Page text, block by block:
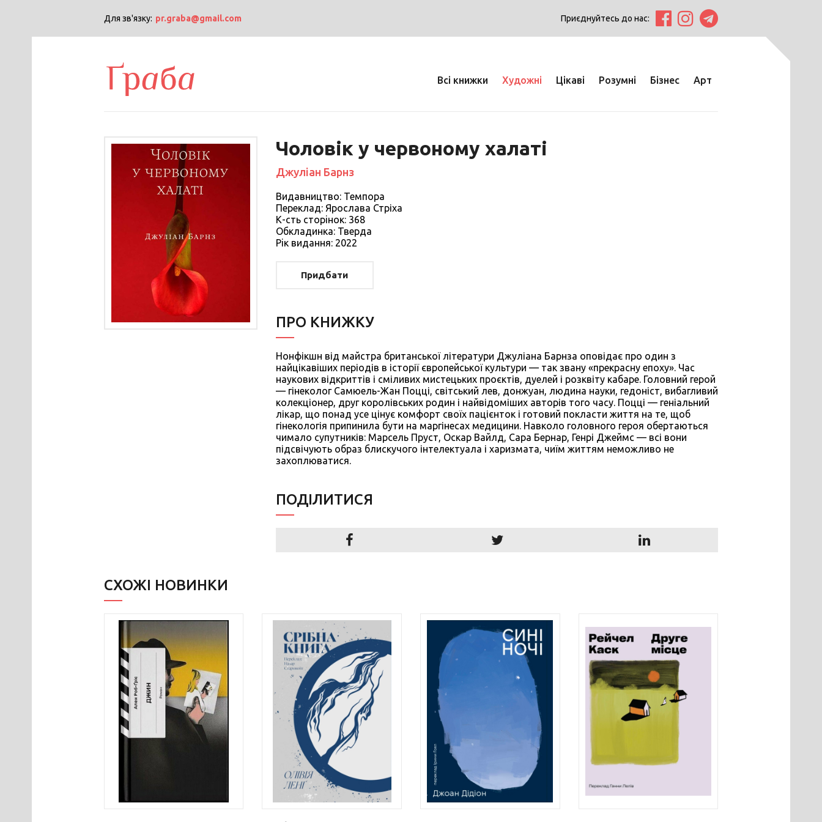
Для зв'язку: pr.graba@gmail.com Приєднуйтесь до нас:
Всі книжки Художні Цікаві Розумні Бізнес Арт
Чоловік у червоному халаті
Джуліан Барнз
Видавництво: Темпора
Переклад: Ярослава Стріха
К-сть сторiнок: 368
Обкладинка: Тверда
Рiк видання: 2022
Придбати
ПРО КНИЖКУ
Нонфікшн від майстра британської літератури Джуліана Барнза оповідає про один з
найцікавіших періодів в історії європейської культури — так звану «прекрасну епоху». Час
наукових відкриттів і сміливих мистецьких проєктів, дуелей і розквіту кабаре. Головний герой
— гінеколог Самюель-Жан Поцці, світський лев, донжуан, людина науки, гедоніст, вибагливий
колекціонер, друг королівських родин і найвідоміших авторів того часу. Поцці — геніальний
лікар, що понад усе цінує комфорт своїх пацієнток і готовий покласти життя на те, щоб
гінекологія припинила бути на маргінесах медицини. Навколо головного героя обертаються
чимало супутників: Марсель Пруст, Оскар Вайлд, Сара Бернар, Генрі Джеймс — всі вони
підсвічують образ блискучого інтелектуала і харизмата, чиїм життям неможливо не
захоплюватися.
ПОДIЛИТИСЯ
СХОЖІ НОВИНКИ